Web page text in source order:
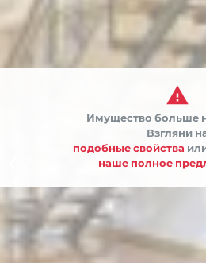

Имущество больше
Взгляни
подобные свойства
наше полное